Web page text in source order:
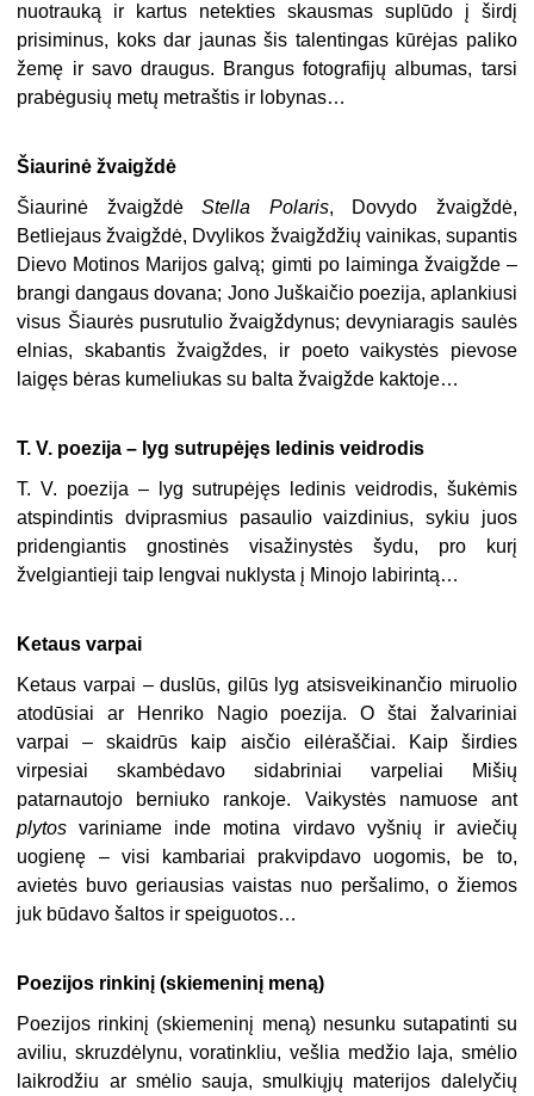
nuotrauką ir kartus netekties skausmas suplūdo į širdį
prisiminus, koks dar jaunas šis talentingas kūrėjas paliko
žemę ir savo draugus. Brangus fotografijų albumas, tarsi
prabėgusių metų metraštis ir lobynas…
Šiaurinė žvaigždė
Šiaurinė žvaigždėStella Polaris, Dovydo žvaigždė,
Betliejaus žvaigždė, Dvylikos žvaigždžių vainikas, supantis
Dievo Motinos Marijos galvą; gimti po laiminga žvaigžde –
brangi dangaus dovana; Jono Juškaičio poezija, aplankiusi
visus Šiaurės pusrutulio žvaigždynus; devyniaragis saulės
elnias, skabantis žvaigždes, ir poeto vaikystės pievose
laigęs bėras kumeliukas su balta žvaigžde kaktoje…
T. V. poezija – lyg sutrupėjęs ledinis veidrodis
T. V. poezija – lyg sutrupėjęs ledinis veidrodis, šukėmis
atspindintis dviprasmius pasaulio vaizdinius, sykiu juos
pridengiantis gnostinės visažinystės šydu, pro kurį
žvelgiantieji taip lengvai nuklysta į Minojo labirintą…
Ketaus varpai
Ketaus varpai – duslūs, gilūs lyg atsisveikinančio miruolio
atodūsiai ar Henriko Nagio poezija. O štai žalvariniai
varpai – skaidrūs kaip aisčio eilėraščiai. Kaip širdies
virpesiai skambėdavo sidabriniai varpeliai Mišių
patarnautojo berniuko rankoje. Vaikystės namuose ant
plytos variniame inde motina virdavo vyšnių ir aviečių
uogienę – visi kambariai prakvipdavo uogomis, be to,
avietės buvo geriausias vaistas nuo peršalimo, o žiemos
juk būdavo šaltos ir speiguotos…
Poezijos rinkinį (skiemeninį meną)
Poezijos rinkinį (skiemeninį meną) nesunku sutapatinti su
aviliu, skruzdėlynu, voratinkliu, vešlia medžio laja, smėlio
laikrodžiu ar smėlio sauja, smulkiųjų materijos dalelyčių